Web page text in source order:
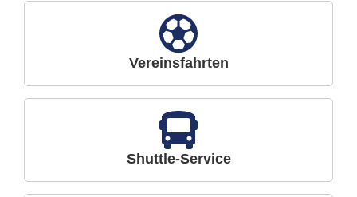
Vereinsfahrten
Shuttle-Service